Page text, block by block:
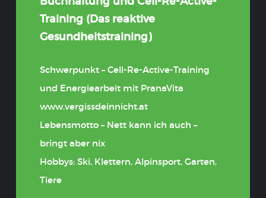
Training (Das reaktive
Gesundheitstraining)
Schwerpunkt – Cell-Re-Active-Training
und Energiearbeit mit PranaVita
www.vergissdeinnicht.at
Lebensmotto – Nett kann ich auch –
bringt aber nix
Hobbys: Ski, Klettern, Alpinsport, Garten,
Tiere